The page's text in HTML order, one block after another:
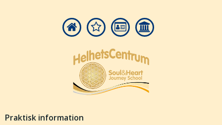
Praktisk information